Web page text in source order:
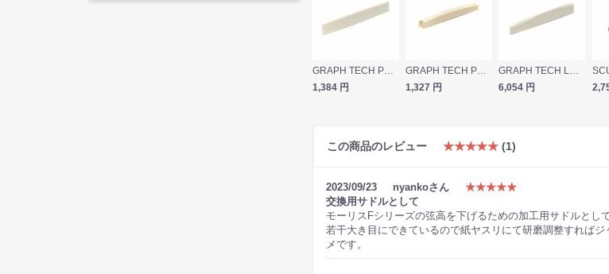
GRAPH TECH PQ-9332-00 TUSQ 3 /32” SADDLE SLAB サドル
1,384 円
GRAPH TECH PQ-9016-00 TUSQ ACOUSTIC SADDLE ADJUSTABLE GIBSON サドル
1,327 円
6,054 円
この商品のレビュー ★★★★★ (1)
2023/09/23 nyankoさん
★★★★★
交換用サドルとして
モーリスFシリーズの弦高を下げるための加工用サドルと
若干大き目にできているので紙ヤスリにて研磨調整すれば
メです。